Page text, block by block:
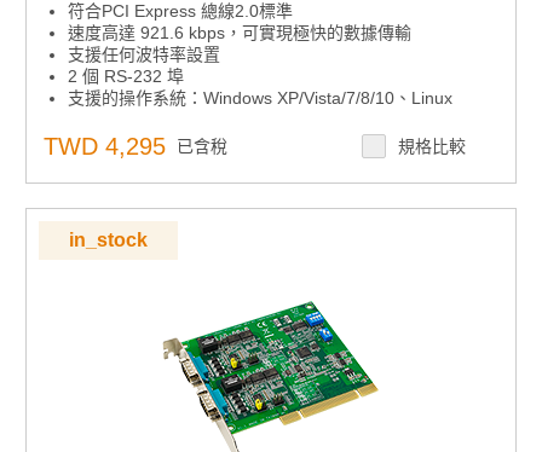
符合PCI Express 總線2.0標準
速度高達 921.6 kbps，可實現極快的數據傳輸
支援任何波特率設置
2 個 RS-232 埠
支援的操作系統：Windows XP/Vista/7/8/10、Linux
TWD 4,295 已含稅 規格比較
in_stock